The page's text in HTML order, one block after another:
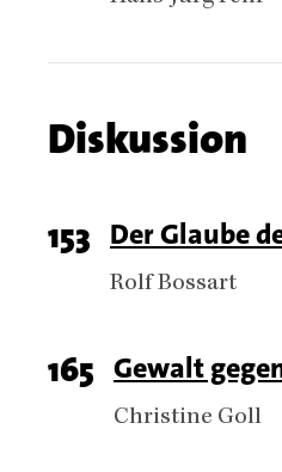
Chapter
name
Diskussion
Chapter
articles
Page
number
153 Titel
Der Glaube
Authors
Rolf Bossart
Page
number
165 Titel
Gewalt
Authors
Christine Goll